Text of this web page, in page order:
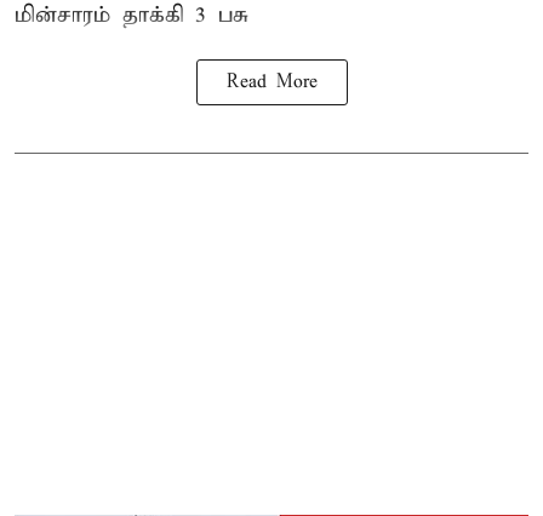
மின்சாரம் தாக்கி 3 பசு
Read More